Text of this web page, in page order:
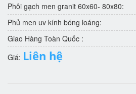
Phôi gạch men granit 60x60- 80x80:
Phủ men uv kính bóng loáng:
Giao Hàng Toàn Quốc :
Giá: Liên hệ